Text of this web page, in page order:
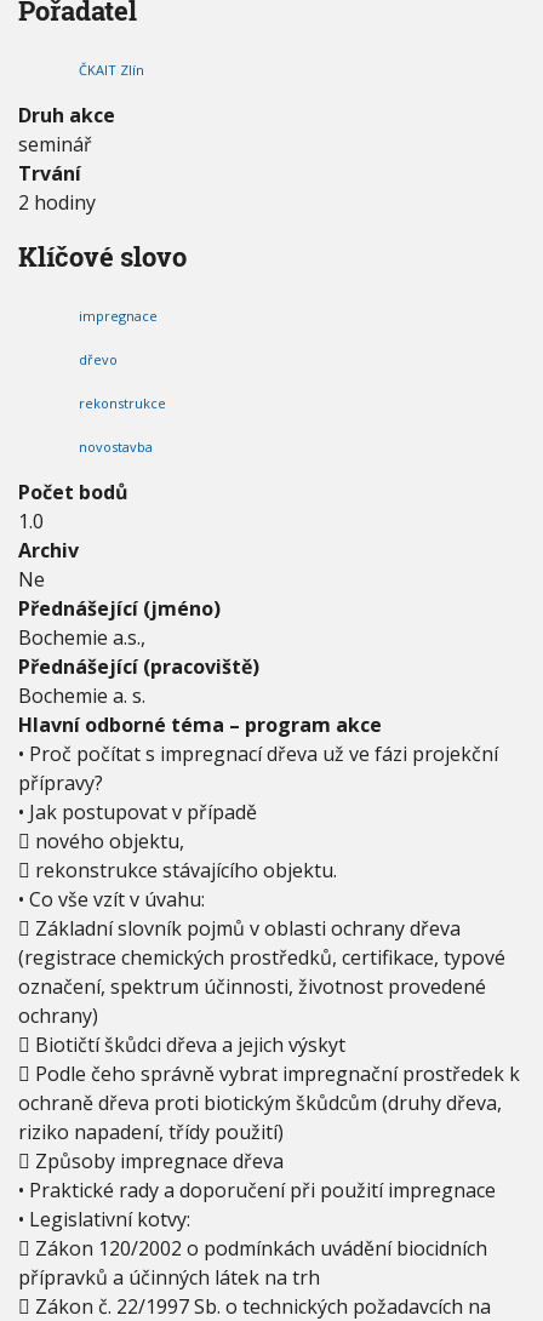
V
g
e
c
h
e
i
c
)
k
o
n
s
t
r
u
k
č
n
í
h
o
d
ř
e
v
a
Pořadatel
ČKAIT Zlín
Druh akce
seminář
Trvání
2 hodiny
Klíčové slovo
impregnace
dřevo
rekonstrukce
novostavba
Počet bodů
1.0
Archiv
Ne
Přednášející (jméno)
Bochemie a.s.,
Přednášející (pracoviště)
Bochemie a. s.
Hlavní odborné téma – program akce
• Proč počítat s impregnací dřeva už ve fázi projekční
přípravy?
• Jak postupovat v případě
 nového objektu,
 rekonstrukce stávajícího objektu.
• Co vše vzít v úvahu:
 Základní slovník pojmů v oblasti ochrany dřeva
(registrace chemických prostředků, certifikace, typové
označení, spektrum účinnosti, životnost provedené
ochrany)
 Biotičtí škůdci dřeva a jejich výskyt
 Podle čeho správně vybrat impregnační prostředek k
ochraně dřeva proti biotickým škůdcům (druhy dřeva,
riziko napadení, třídy použití)
 Způsoby impregnace dřeva
• Praktické rady a doporučení při použití impregnace
• Legislativní kotvy:
 Zákon 120/2002 o podmínkách uvádění biocidních
přípravků a účinných látek na trh
 Zákon č. 22/1997 Sb. o technických požadavcích na